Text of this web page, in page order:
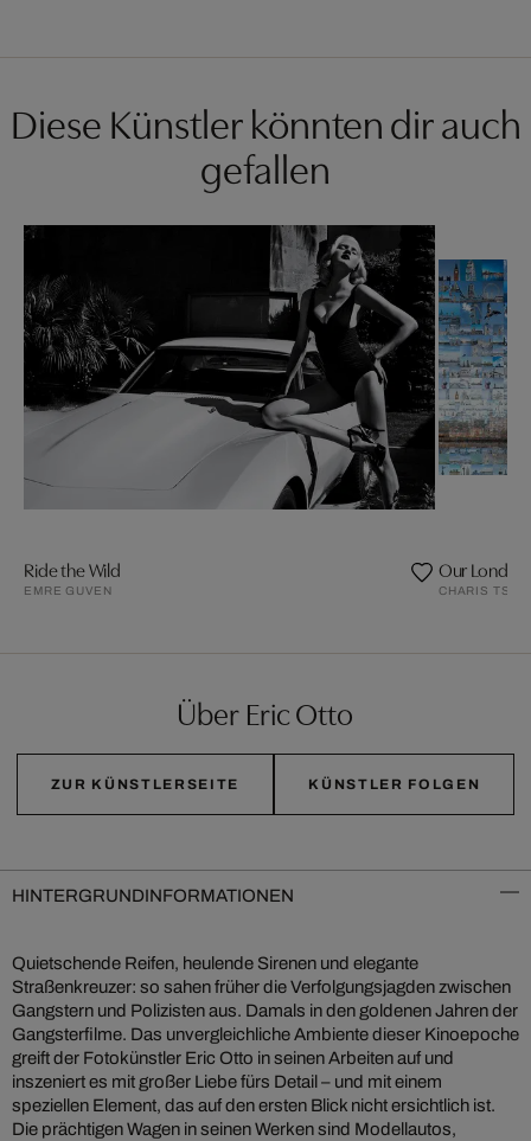
Diese Künstler könnten dir auch
gefallen
Ride the Wild
EMRE GUVEN
Our London
CHARIS
Über Eric Otto
ZUR KÜNSTLERSEITE KÜNSTLER FOLGEN
HINTERGRUNDINFORMATIONEN
Quietschende Reifen, heulende Sirenen und elegante
Straßenkreuzer: so sahen früher die Verfolgungsjagden zwischen
Gangstern und Polizisten aus. Damals in den goldenen Jahren der
Gangsterfilme. Das unvergleichliche Ambiente dieser Kinoepoche
greift der Fotokünstler Eric Otto in seinen Arbeiten auf und
inszeniert es mit großer Liebe fürs Detail – und mit einem
speziellen Element, das auf den ersten Blick nicht ersichtlich ist.
Die prächtigen Wagen in seinen Werken sind Modellautos,